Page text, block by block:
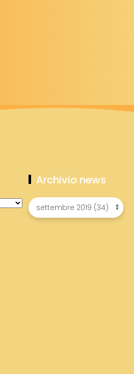
Archivio news